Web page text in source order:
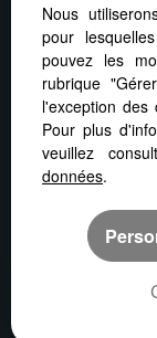
Afin
Nous
pour
pouvez les
rubrique
l'exception des
Pour plus
veuillez
données.